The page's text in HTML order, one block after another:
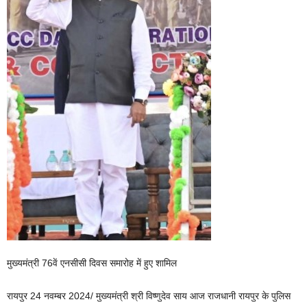
मुख्यमंत्री 76वें एनसीसी दिवस समारोह में हुए शामिल
रायपुर 24 नवम्बर 2024/ मुख्यमंत्री श्री विष्णुदेव साय आज राजधानी रायपुर के पुलिस